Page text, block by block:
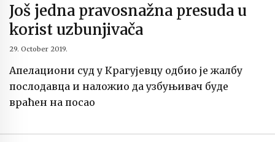
Još jedna pravosnažna presuda u
korist uzbunjivača
29. October 2019.
Апелациони суд у Крагујевцу одбио је жалбу
послодавца и наложио да узбуњивач буде
враћен на посао